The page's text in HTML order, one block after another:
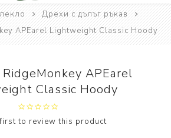
Дрехи с дълъг ръкав
APEarel Lightweight Classic Hoody
APEarel
Classic Hoody
to review this product